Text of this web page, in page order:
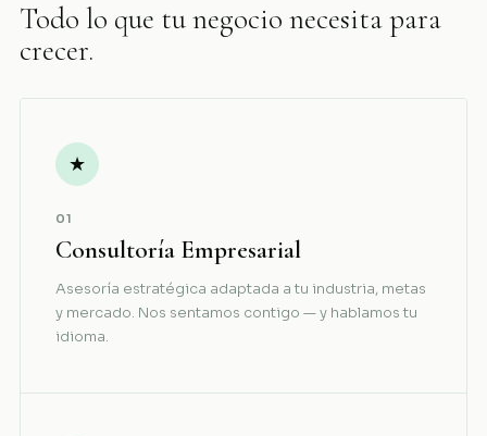
Todo lo que tu negocio necesita para
crecer.
★
01
Consultoría Empresarial
Asesoría estratégica adaptada a tu industria, metas
y mercado. Nos sentamos contigo — y hablamos tu
idioma.